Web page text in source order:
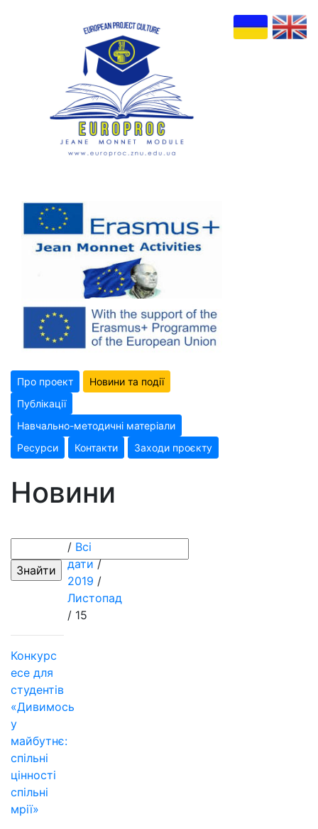
Про проект
Новини та події
Публікації
Навчально-методичні матеріали
Ресурси
Контакти Заходи проєкту
Новини
/ Всі
дати/
2019 /
Листопад
/ 15
Конкурс
есе для
студентів
«Дивимось
у
майбутнє:
спільні
цінності
спільні
мрії»